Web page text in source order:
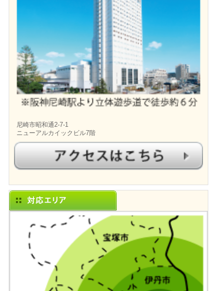
尼崎市昭和通2-7-1
ニューアルカイックビル7階